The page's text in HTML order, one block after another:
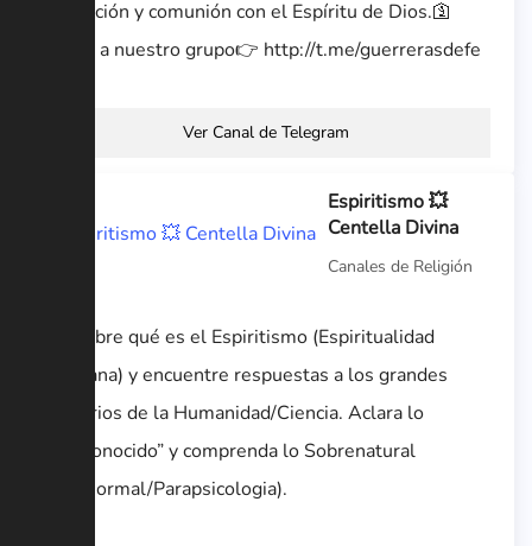
de oración y comunión con el Espíritu de Dios.🛐
Únete a nuestro grupo👉 http://t.me/guerrerasdefe
Ver Canal de Telegram
Espiritismo 💥
Centella Divina
Canales de Religión
Descubre qué es el Espiritismo (Espiritualidad
Cristiana) y encuentre respuestas a los grandes
misterios de la Humanidad/Ciencia. Aclara lo
“Desconocido” y comprenda lo Sobrenatural
(Paranormal/Parapsicologia).